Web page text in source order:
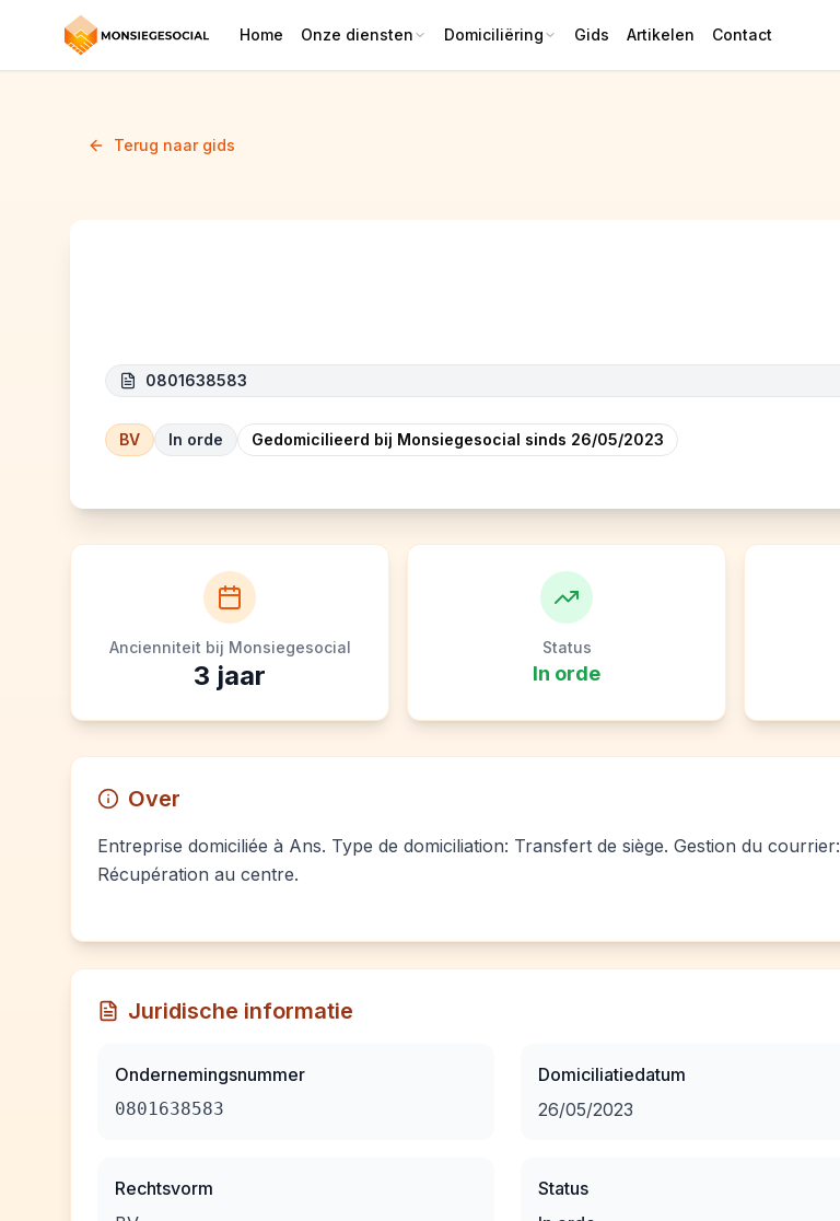
Home Onze diensten Domiciliëring Gids Artikelen Contact
Terug naar gids
0801638583
BV In orde Gedomicilieerd bij Monsiegesocial sinds 26/05/2023
Ancienniteit bij Monsiegesocial
3 jaar
Status
In orde
Over
Entreprise domiciliée à Ans. Type de domiciliation: Transfert de siège. Gestion du courrier:
Récupération au centre.
Juridische informatie
Ondernemingsnummer
0801638583
Rechtsvorm
Domiciliatiedatum
26/05/2023
Status